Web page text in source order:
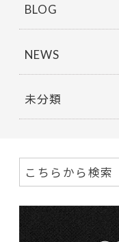
BLOG
NEWS
未分類